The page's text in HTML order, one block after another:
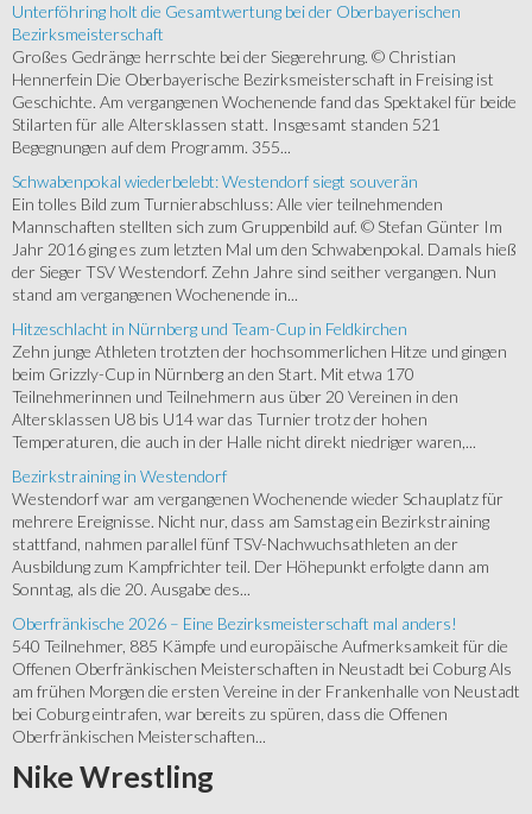
Unterföhring holt die Gesamtwertung bei der Oberbayerischen
Bezirksmeisterschaft
Großes Gedränge herrschte bei der Siegerehrung. © Christian
Hennerfein Die Oberbayerische Bezirksmeisterschaft in Freising ist
Geschichte. Am vergangenen Wochenende fand das Spektakel für beide
Stilarten für alle Altersklassen statt. Insgesamt standen 521
Begegnungen auf dem Programm. 355...
Schwabenpokal wiederbelebt: Westendorf siegt souverän
Ein tolles Bild zum Turnierabschluss: Alle vier teilnehmenden
Mannschaften stellten sich zum Gruppenbild auf. © Stefan Günter Im
Jahr 2016 ging es zum letzten Mal um den Schwabenpokal. Damals hieß
der Sieger TSV Westendorf. Zehn Jahre sind seither vergangen. Nun
stand am vergangenen Wochenende in...
Hitzeschlacht in Nürnberg und Team-Cup in Feldkirchen
Zehn junge Athleten trotzten der hochsommerlichen Hitze und gingen
beim Grizzly-Cup in Nürnberg an den Start. Mit etwa 170
Teilnehmerinnen und Teilnehmern aus über 20 Vereinen in den
Altersklassen U8 bis U14 war das Turnier trotz der hohen
Temperaturen, die auch in der Halle nicht direkt niedriger waren,...
Bezirkstraining in Westendorf
Westendorf war am vergangenen Wochenende wieder Schauplatz für
mehrere Ereignisse. Nicht nur, dass am Samstag ein Bezirkstraining
stattfand, nahmen parallel fünf TSV-Nachwuchsathleten an der
Ausbildung zum Kampfrichter teil. Der Höhepunkt erfolgte dann am
Sonntag, als die 20. Ausgabe des...
Oberfränkische 2026 – Eine Bezirksmeisterschaft mal anders!
540 Teilnehmer, 885 Kämpfe und europäische Aufmerksamkeit für die
Offenen Oberfränkischen Meisterschaften in Neustadt bei Coburg Als
am frühen Morgen die ersten Vereine in der Frankenhalle von Neustadt
bei Coburg eintrafen, war bereits zu spüren, dass die Offenen
Oberfränkischen Meisterschaften...
Nike Wrestling